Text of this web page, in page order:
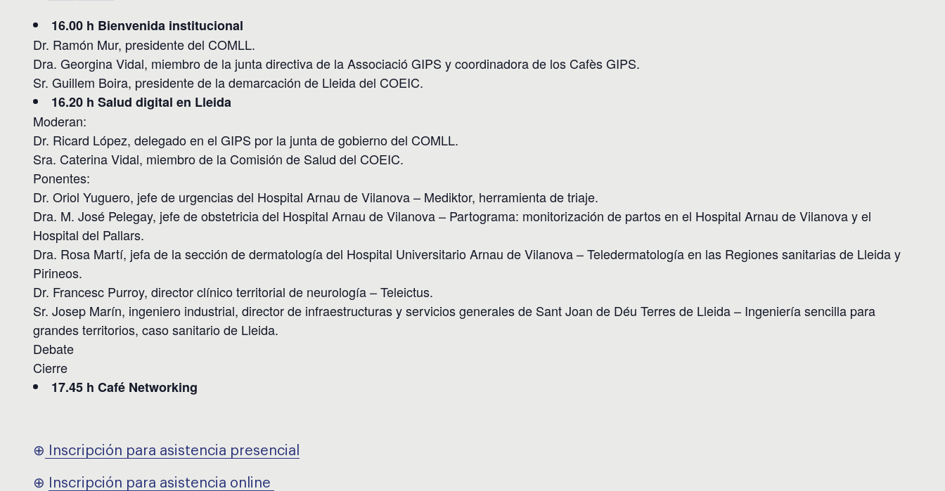
16.00 h Bienvenida institucional
Dr. Ramón Mur, presidente del COMLL.
Dra. Georgina Vidal, miembro de la junta directiva de la Associació GIPS y coordinadora de los Cafès GIPS.
Sr. Guillem Boira, presidente de la demarcación de Lleida del COEIC.
16.20 h Salud digital en Lleida
Moderan:
Dr. Ricard López, delegado en el GIPS por la junta de gobierno del COMLL.
Sra. Caterina Vidal, miembro de la Comisión de Salud del COEIC.
Ponentes:
Dr. Oriol Yuguero, jefe de urgencias del Hospital Arnau de Vilanova – Mediktor, herramienta de triaje.
Dra. M. José Pelegay, jefe de obstetricia del Hospital Arnau de Vilanova – Partograma: monitorización de partos en el Hospital Arnau de Vilanova y el
Hospital del Pallars.
Dra. Rosa Martí, jefa de la sección de dermatología del Hospital Universitario Arnau de Vilanova – Teledermatología en las Regiones sanitarias de Lleida y
Pirineos.
Dr. Francesc Purroy, director clínico territorial de neurología – Teleictus.
Sr. Josep Marín, ingeniero industrial, director de infraestructuras y servicios generales de Sant Joan de Déu Terres de Lleida – Ingeniería sencilla para
grandes territorios, caso sanitario de Lleida.
Debate
Cierre
17.45 h Café Networking
⊕ Inscripción para asistencia presencial
⊕ Inscripción para asistencia online